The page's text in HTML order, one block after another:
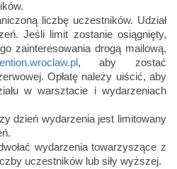
liczbę uczestników. Udział
Jeśli limit zostanie osiągnięty,
zainteresowania drogą mailową,
, aby zostać
Opłatę należy uiścić, aby
w warsztacie i wydarzeniach
dzień wydarzenia jest limitowany
wydarzenia towarzyszące z
uczestników lub siły wyższej.